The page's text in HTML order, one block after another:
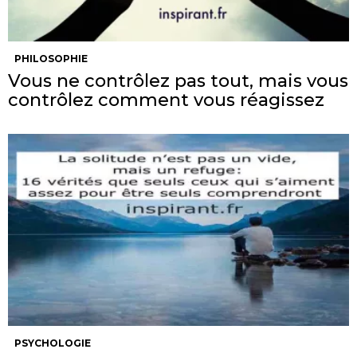
PHILOSOPHIE
Vous ne contrôlez pas tout, mais vous
contrôlez comment vous réagissez
PSYCHOLOGIE